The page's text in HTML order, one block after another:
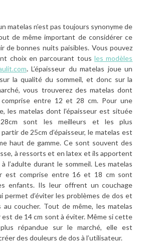
matelas n’est pas toujours synonyme de
de même important de considérer ce
de bonnes nuits paisibles. Vous pouvez
choix en parcourant tousles modèles
.L’épaisseur du matelas joue un
la qualité du sommeil, et donc sur la
vous trouverez des matelas dont
comprise entre 12 et 28 cm. Pour une
les matelas dont l’épaisseur est située
sont les meilleurs et les plus
de 25cm d’épaisseur, le matelas est
haut de gamme. Ce sont souvent des
à ressorts et en latex et ils apportent
l’adulte durant le sommeil. Les matelas
est comprise entre 16 et 18 cm sont
enfants. Ils leur offrent un couchage
permet d’éviter les problèmes de dos et
au coucher. Tout de même, les matelas
est de 14 cm sont à éviter. Même si cette
répandue sur le marché, elle est
des douleurs de dos à l’utilisateur.